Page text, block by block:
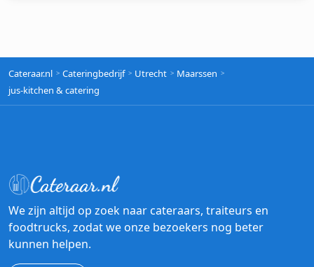
Cateraar.nl Cateringbedrijf Utrecht
Maarssen
jus-kitchen & catering
We zijn altijd op zoek naar cateraars, traiteurs en
foodtrucks, zodat we onze bezoekers nog beter
kunnen helpen.